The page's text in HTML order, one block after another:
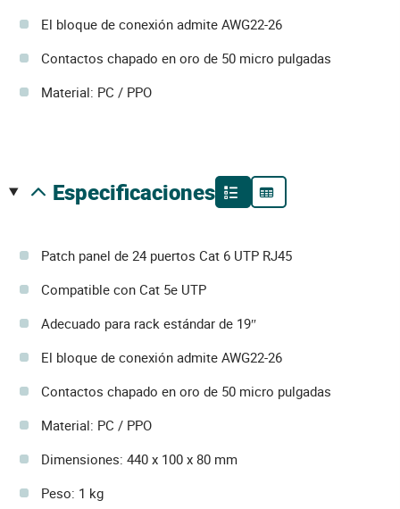
El bloque de conexión admite AWG22-26
Contactos chapado en oro de 50 micro pulgadas
Material: PC / PPO
especificaciones
Patch panel de 24 puertos Cat 6 UTP RJ45
Compatible con Cat 5e UTP
Adecuado para rack estándar de 19″
El bloque de conexión admite AWG22-26
Contactos chapado en oro de 50 micro pulgadas
Material: PC / PPO
Dimensiones: 440 x 100 x 80 mm
Peso: 1 kg